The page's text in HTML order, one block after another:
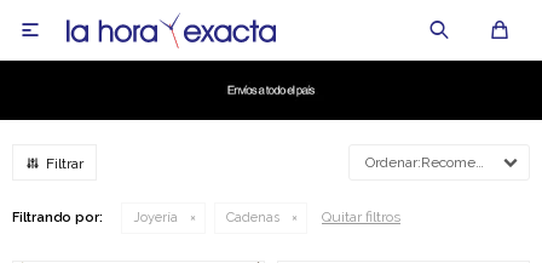

Recomendados
Filtrando por: Joyería Cadenas Quitar filtros